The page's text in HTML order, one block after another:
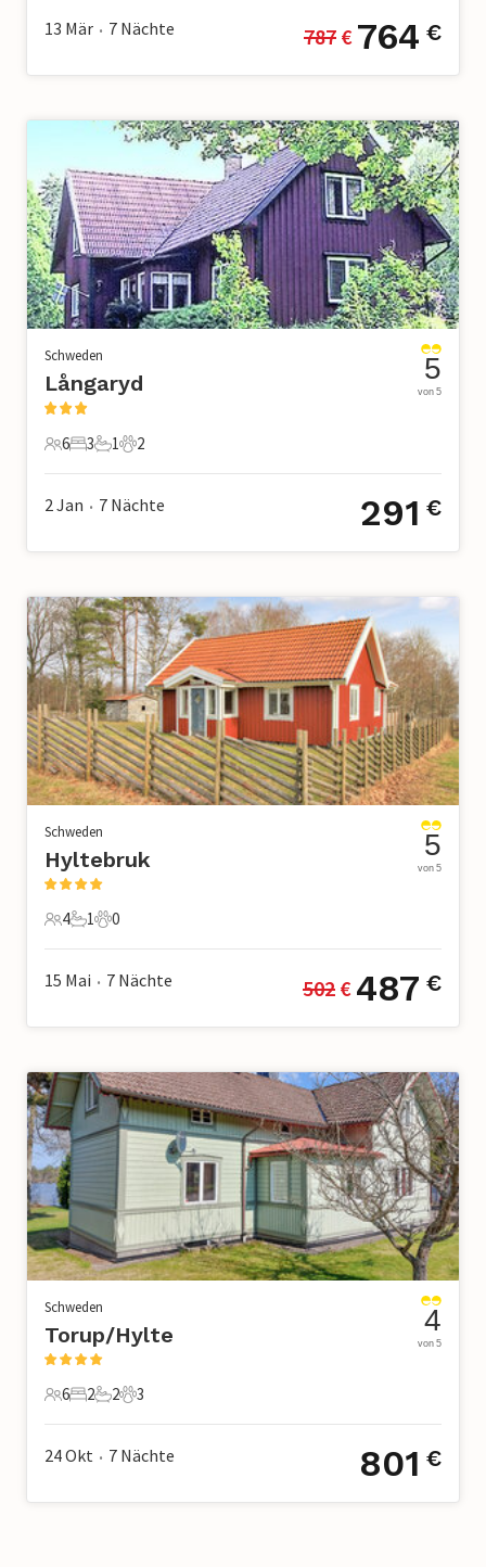
13 Mär • 7 Nächte 787 € 764 €
Schweden
Långaryd
6 Gäste
6
3 Schlafzimmer
3
1 Badezimmer
1
2 Haustiere
2
5
von 5
2 Jan • 7 Nächte 291 €
Schweden
Hyltebruk
4 Gäste
4
1 Badezimmer
1
0 Haustiere
0
5
von 5
15 Mai • 7 Nächte 502 € 487 €
Schweden
Torup/Hylte
6 Gäste
6
2 Schlafzimmer
2
2 Badezimmer
2
3 Haustiere
3
4
von 5
24 Okt • 7 Nächte 801 €